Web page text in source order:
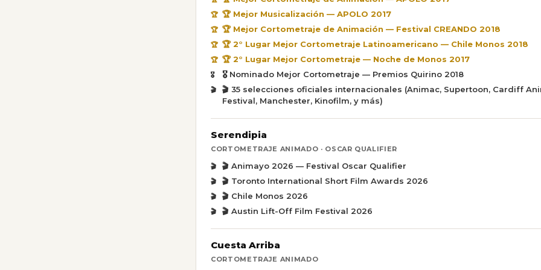
🏆 Mejor Musicalización — APOLO 2017
🏆 Mejor Cortometraje de Animación — Festival CREANDO 2018
🏆 2° Lugar Mejor Cortometraje Latinoamericano — Chile Monos 2018
🏆 2° Lugar Mejor Cortometraje — Noche de Monos 2017
🎖️ Nominado Mejor Cortometraje — Premios Quirino 2018
🎬 35 selecciones oficiales internacionales (Animac, Supertoon, Cardiff
Festival, Manchester, Kinofilm, y más)
Serendipia
CORTOMETRAJE ANIMADO · OSCAR QUALIFIER
🎬 Animayo 2026 — Festival Oscar Qualifier
🎬 Toronto International Short Film Awards 2026
🎬 Chile Monos 2026
🎬 Austin Lift-Off Film Festival 2026
Cuesta Arriba
CORTOMETRAJE ANIMADO